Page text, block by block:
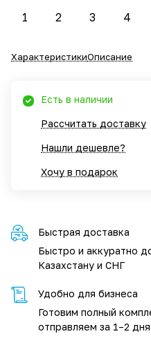
1 2 3 4
ХарактеристикиОписание
Есть в наличии
Рассчитать доставку
Нашли дешевле?
Хочу в подарок
Быстрая доставка
Быстро и аккуратно
Казахстану и СНГ
Удобно для бизнеса
Готовим полный
отправляем за 1–2 дня